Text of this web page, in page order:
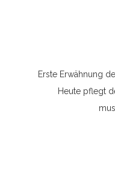
Erste Erwähnung
Heute pflegt